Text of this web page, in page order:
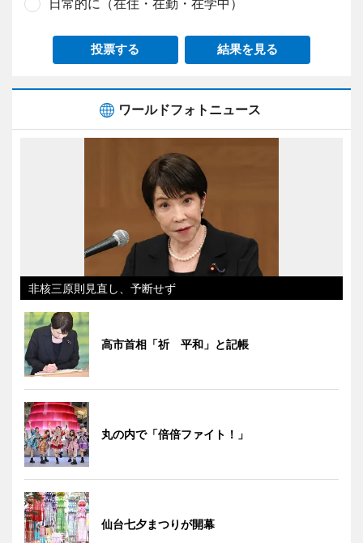
投票する 結果を見る
ワールドフォトニュース
非核三原則見直し、予断せず
高市首相「祈 平和」と記帳
丸の内で「倍倍ファイト！」
仙台七夕まつりが開幕